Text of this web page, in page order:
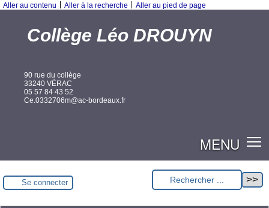
Aller au contenu Aller à la recherche Aller au pied de page
Collège Léo DROUYN
90 rue du collège
33240 VÉRAC
05 57 84 43 52
Ce.0332706m@ac-bordeaux.fr
MENU
Se connecter